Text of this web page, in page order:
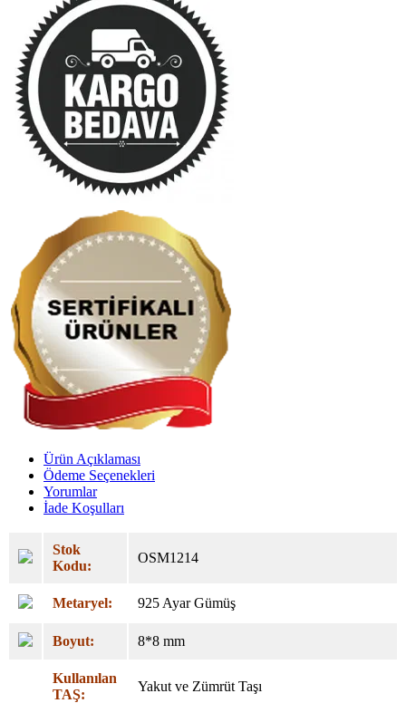
Ürün Açıklaması
Ödeme Seçenekleri
Yorumlar
İade Koşulları
Stok
Kodu:
OSM1214
Metaryel: 925 Ayar Gümüş
Boyut: 8*8 mm
Kullanılan
TAŞ:
Yakut ve Zümrüt Taşı